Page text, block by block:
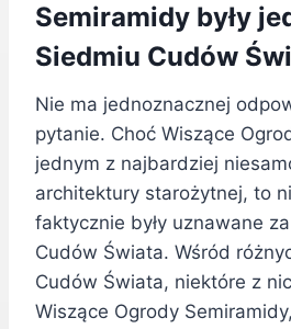
Semiramidy były
Siedmiu Cudów
Nie ma jednoznacznej
pytanie. Choć Wiszące
jednym z najbardziej
architektury starożytnej, to
faktycznie były uznawane
Cudów Świata. Wśród
Cudów Świata, niektóre z
Wiszące Ogrody